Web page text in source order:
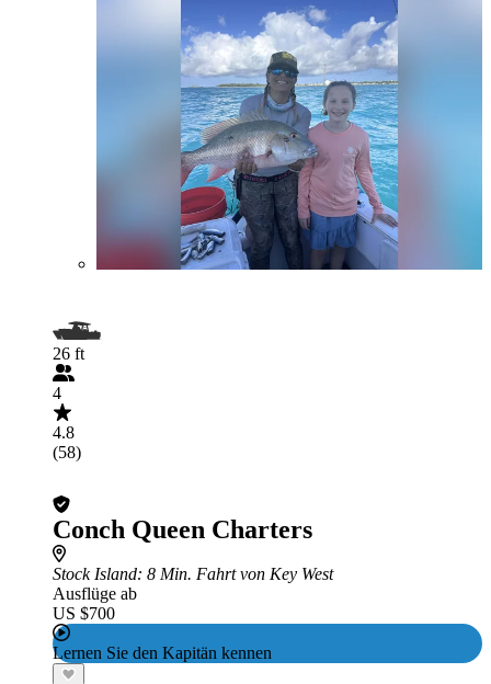
26 ft
4
4.8
(58)
Conch Queen Charters
Stock Island: 8 Min. Fahrt von Key West
Ausflüge ab
US $700
Lernen Sie den Kapitän kennen